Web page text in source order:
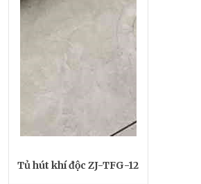
Tủ hút khí độc ZJ-TFG-12